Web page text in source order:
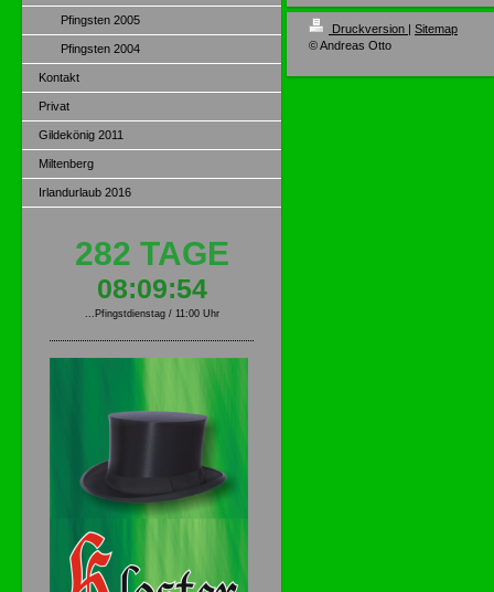
Pfingsten 2005
Pfingsten 2004
Kontakt
Privat
Gildekönig 2011
Miltenberg
Irlandurlaub 2016
282 TAGE
08:09:54
...Pfingstdienstag / 11:00 Uhr
Druckversion | Sitemap
© Andreas Otto